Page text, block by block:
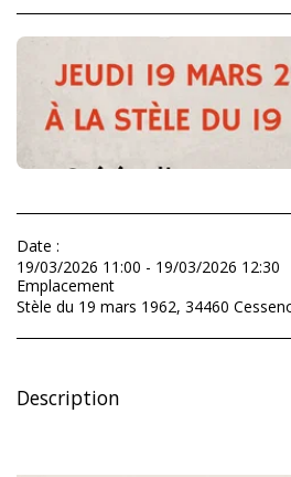
Date :
19/03/2026 11:00 - 19/03/2026 12:30
Emplacement
Stèle du 19 mars 1962, 34460
Description